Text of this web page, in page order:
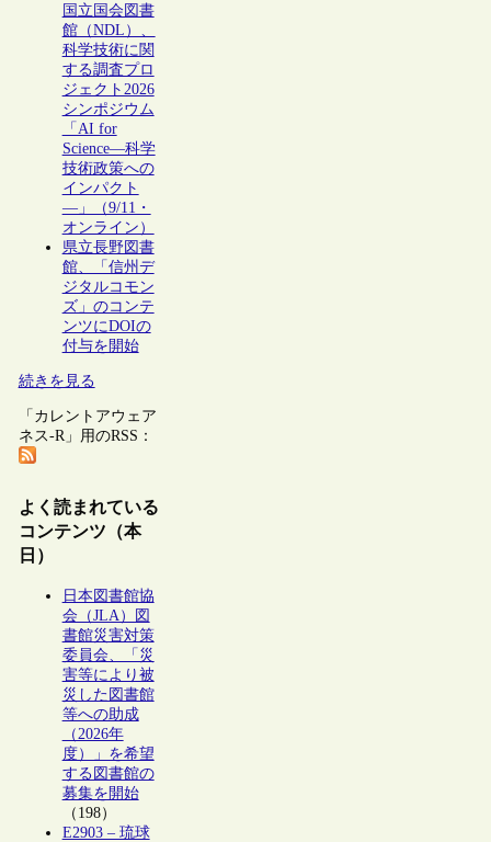
国立国会図書
館（NDL）、
科学技術に関
する調査プロ
ジェクト2026
シンポジウム
「AI for
Science―科学
技術政策への
インパクト
―」（9/11・
オンライン）
県立長野図書
館、「信州デ
ジタルコモン
ズ」のコンテ
ンツにDOIの
付与を開始
続きを見る
「カレントアウェア
ネス-R」用のRSS：
よく読まれている
コンテンツ（本
日）
日本図書館協
会（JLA）図
書館災害対策
委員会、「災
害等により被
災した図書館
等への助成
（2026年
度）」を希望
する図書館の
募集を開始
（198）
E2903 – 琉球